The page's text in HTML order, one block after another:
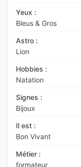
Yeux :
Bleus & Gros
Astro :
Lion
Hobbies :
Natation
Signes :
Bijoux
Il est :
Bon Vivant
Métier :
formateur